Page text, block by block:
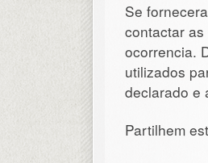
Se
contactar
ocorrencia.
utilizados
declarado e
Partilhem